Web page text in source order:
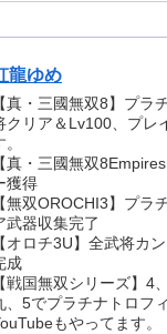
龍ゆめ
【真・三國無双8】プラ
クリア＆Lv100、プレ
【真・三國無双
獲得
【無双OROCHI3】プラ
武器収集完了
【オロチ3U】全武将カ
成
【戦国無双シリーズ】4
、5でプラチナトロフ
もやってます。